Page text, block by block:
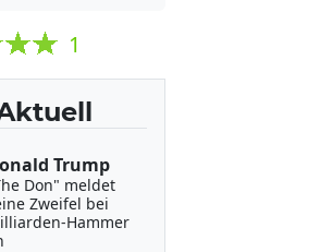
1
Trump
Don" meldet
Zweifel bei
Hammer